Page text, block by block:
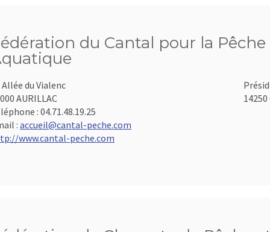
du Cantal pour la
Allée du Vialenc
AURILLAC
: 04.71.48.19.25
: accueil@cantal-peche.com
www.cantal-peche.com